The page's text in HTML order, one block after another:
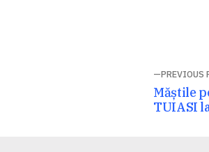
PREVIOUS
Previous
post:
Măștile
TUIASI